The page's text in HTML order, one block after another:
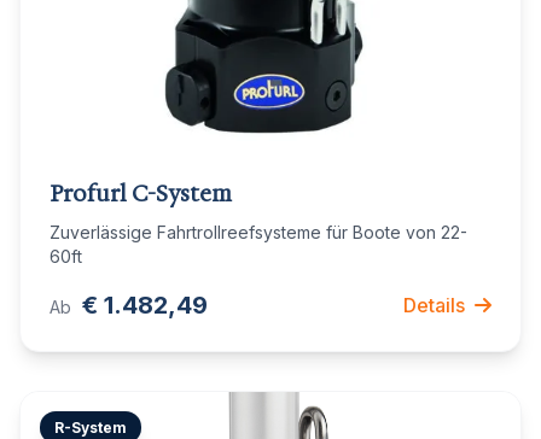
Profurl C-System
Zuverlässige Fahrtrollreefsysteme für Boote von 22-
60ft
Ab € 1.482,49 Details
R-System